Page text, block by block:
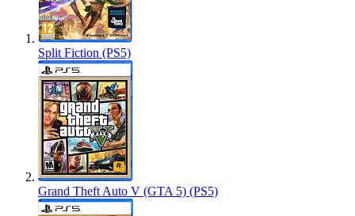
Split Fiction (PS5)
Grand Theft Auto V (GTA 5) (PS5)